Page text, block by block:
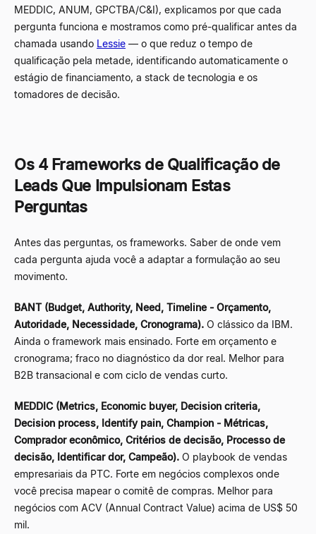
MEDDIC, ANUM, GPCTBA/C&I), explicamos por que cada
pergunta funciona e mostramos como pré-qualificar antes da
chamada usando Lessie — o que reduz o tempo de
qualificação pela metade, identificando automaticamente o
estágio de financiamento, a stack de tecnologia e os
tomadores de decisão.
Os 4 Frameworks de Qualificação de
Leads Que Impulsionam Estas
Perguntas
Antes das perguntas, os frameworks. Saber de onde vem
cada pergunta ajuda você a adaptar a formulação ao seu
movimento.
BANT (Budget, Authority, Need, Timeline - Orçamento,
Autoridade, Necessidade, Cronograma). O clássico da IBM.
Ainda o framework mais ensinado. Forte em orçamento e
cronograma; fraco no diagnóstico da dor real. Melhor para
B2B transacional e com ciclo de vendas curto.
MEDDIC (Metrics, Economic buyer, Decision criteria,
Decision process, Identify pain, Champion - Métricas,
Comprador econômico, Critérios de decisão, Processo de
decisão, Identificar dor, Campeão). O playbook de vendas
empresariais da PTC. Forte em negócios complexos onde
você precisa mapear o comitê de compras. Melhor para
negócios com ACV (Annual Contract Value) acima de US$ 50
mil.